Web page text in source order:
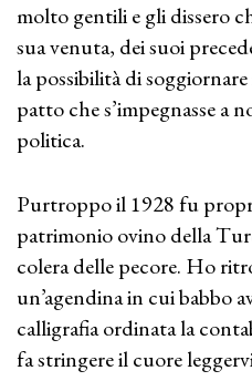
molto gentili e gli dissero
sua venuta, dei suoi
la possibilità di
patto che s’impegnasse a
politica.
Purtroppo il 1928 fu
patrimonio ovino della
colera delle pecore. Ho
un’agendina in cui babbo
calligrafia ordinata la
fa stringere il cuore